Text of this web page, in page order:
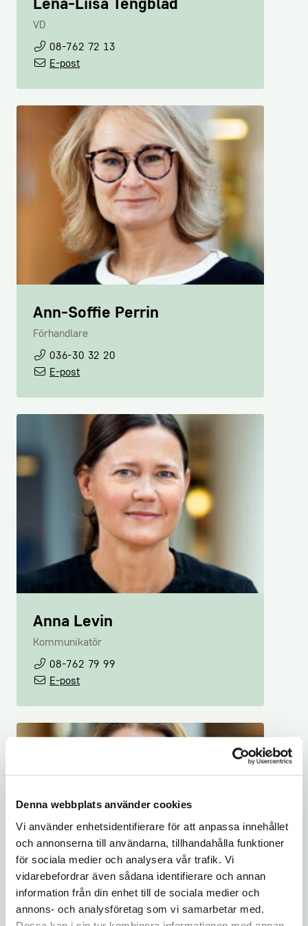
Denna webbplats använder cookies
Vi använder enhetsidentifierare för att anpassa innehållet
och annonserna till användarna, tillhandahålla funktioner
för sociala medier och analysera vår trafik. Vi
vidarebefordrar även sådana identifierare och annan
information från din enhet till de sociala medier och
annons- och analysföretag som vi samarbetar med.
Camilla Backlund
Arbetsmiljöexpert
08-762 72 29
E-post
Carina Gisler
Administratör Arbetsgivarservice,
Medlemsadministratör
08-762 68 24
E-post
Emma Terander
Chef Arbetsmarknad
Lars-Olov Söderberg
djursjukvård
E-post
Lena-Liisa Tengblad
VD
08-762 72 13
E-post
Ann-Soffie Perrin
Förhandlare
036-30 32 20
E-post
Anna Levin
Kommunikatör
08-762 79 99
E-post